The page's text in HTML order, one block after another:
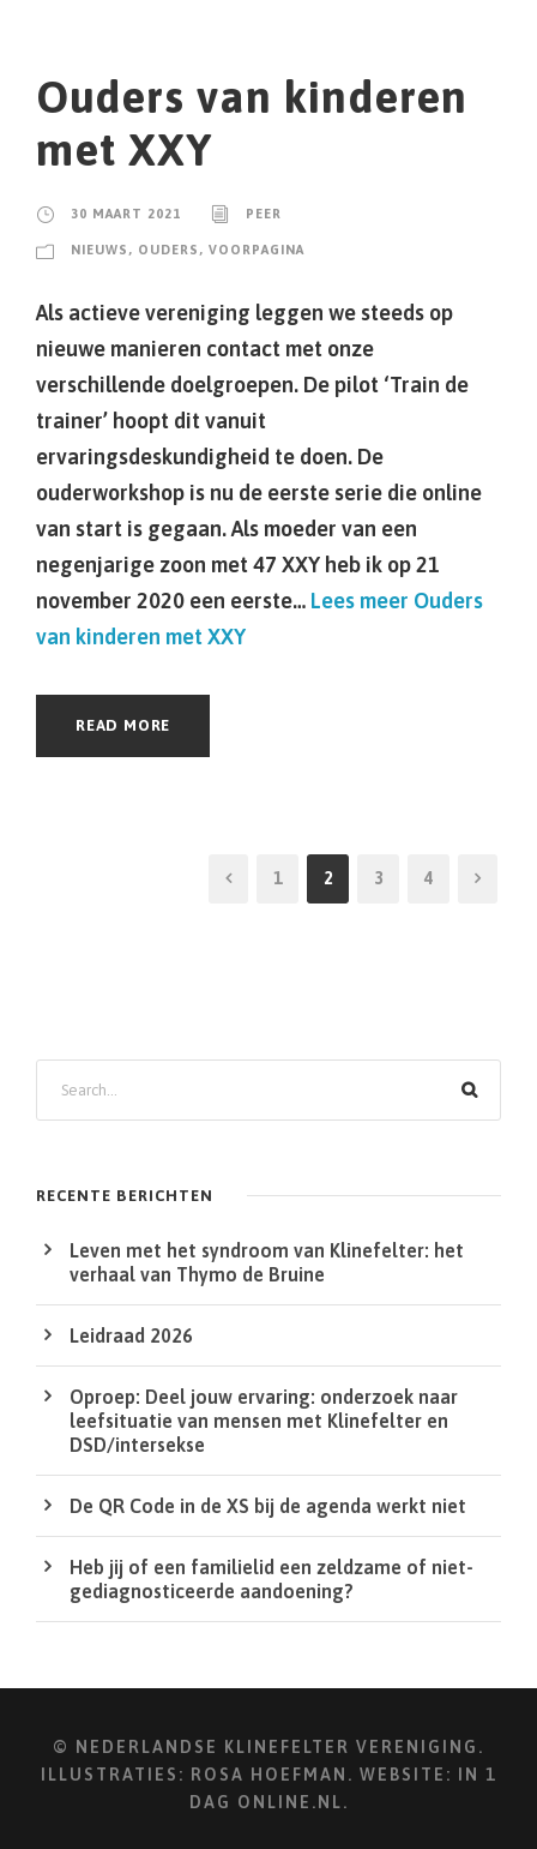
Ouders van kinderen
met XXY
30 MAART 2021 PEER
NIEUWS , OUDERS , VOORPAGINA
Als actieve vereniging leggen we steeds op
nieuwe manieren contact met onze
verschillende doelgroepen. De pilot ‘Train de
trainer’ hoopt dit vanuit
ervaringsdeskundigheid te doen. De
ouderworkshop is nu de eerste serie die online
van start is gegaan. Als moeder van een
negenjarige zoon met 47 XXY heb ik op 21
november 2020 een eerste… Lees meer Ouders
van kinderen met XXY
READ MORE
1 2 3 4
RECENTE BERICHTEN
Leven met het syndroom van Klinefelter: het
verhaal van Thymo de Bruine
Leidraad 2026
Oproep: Deel jouw ervaring: onderzoek naar
leefsituatie van mensen met Klinefelter en
DSD/intersekse
De QR Code in de XS bij de agenda werkt niet
Heb jij of een familielid een zeldzame of niet-
gediagnosticeerde aandoening?
© NEDERLANDSE KLINEFELTER VERENIGING.
ILLUSTRATIES:
ROSA HOEFMAN . WEBSITE:
IN 1
DAG ONLINE.NL.